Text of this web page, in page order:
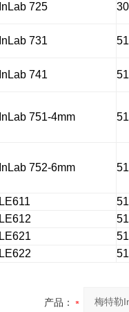
InLab 725
InLab 731
InLab 741
InLab 751-4mm
InLab 752-6mm
LE611
LE612
LE621
LE622
产品：